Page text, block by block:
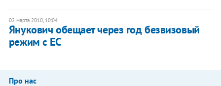
02 марта 2010, 10:04
Янукович обещает через год безвизовый
режим с ЕС
Про нас